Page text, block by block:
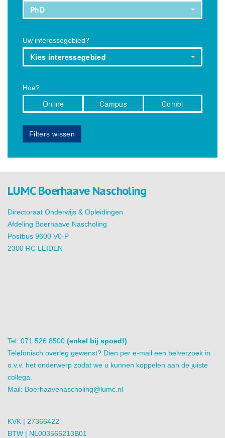
PhD
Uw interessegebied?
Kies interessegebied
Hoe?
Online Campus Combi
Filters wissen
LUMC Boerhaave Nascholing
Directoraat Onderwijs & Opleidingen
Afdeling Boerhaave Nascholing
Postbus 9600 V0-P
2300 RC LEIDEN
Tel: 071 526 8500 (enkel bij spoed!)
Telefonisch overleg gewenst? Dien per e-mail een belverzoek in
o.v.v. het onderwerp zodat we u kunnen koppelen aan de juiste
collega.
Mail: Boerhaavenascholing@lumc.nl
KVK | 27366422
BTW | NL003566213B01